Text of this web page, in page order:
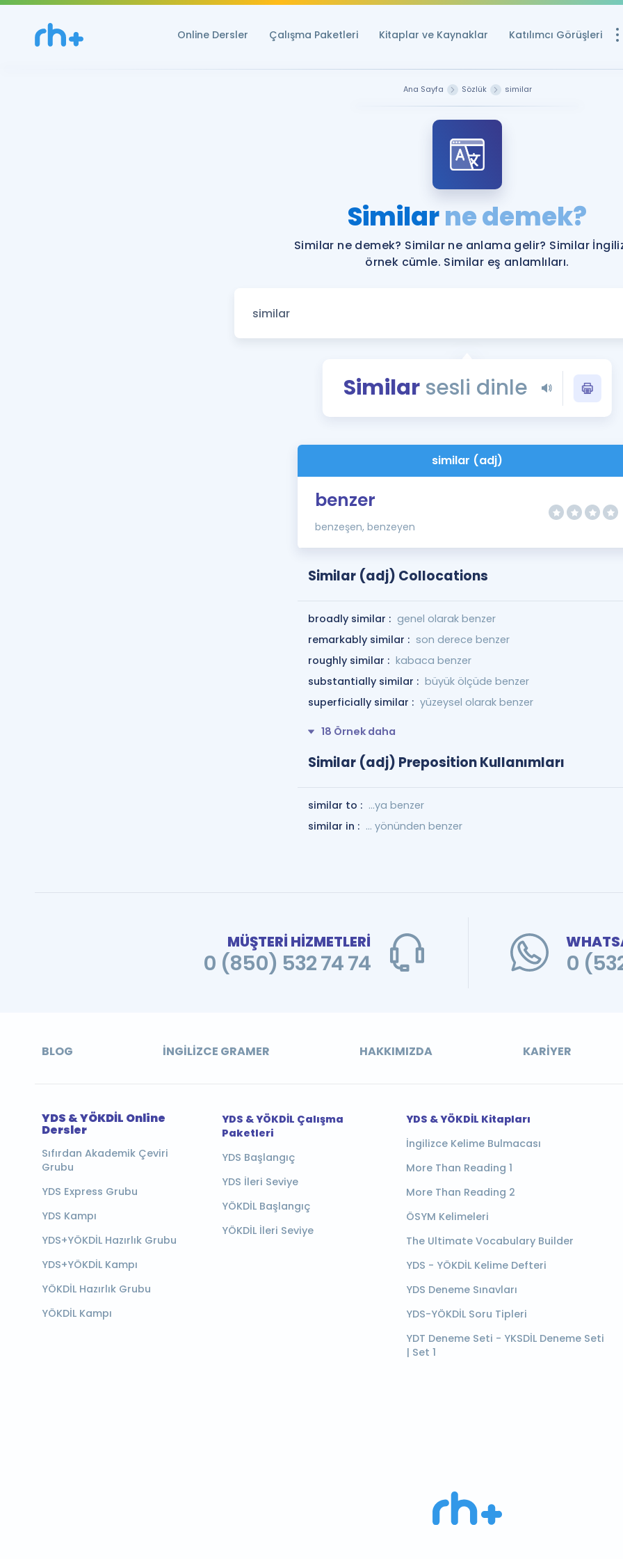
Online Dersler Çalışma Paketleri Kitaplar ve Kaynaklar Katılımcı Görüşleri
YDS ve YÖKDİL
Rehberlik Aracı
YDS ve YÖKDİL'e
Tüm ÖSYM
YDS - YÖKDİL
İngilizce Gramer
Ana Sayfa Sözlük similar
Similarne demek?
Similar ne demek? Similar ne anlama gelir? Similar
örnek cümle. Similar eş anlamlıları.
Similarsesli dinle
similar (adj)
benzer
benzeşen, benzeyen
Similar (adj) Collocations
broadly similar : genel olarak benzer
remarkably similar : son derece benzer
roughly similar : kabaca benzer
substantially similar : büyük ölçüde benzer
superficially similar : yüzeysel olarak benzer
18 Örnek daha
Similar (adj) Preposition Kullanımları
similar to : ...ya benzer
similar in : ... yönünden benzer
MÜŞTERİ HİZMETLERİ
0 (850) 532 74 74 0
BLOG İNGILIZCE GRAMER HAKKIMIZDA KARIYER
YDS & YÖKDİL Online
Dersler
Sıfırdan Akademik Çeviri
Grubu
YDS Express Grubu
YDS Kampı
YDS+YÖKDİL Hazırlık Grubu
YDS+YÖKDİL Kampı
YÖKDİL Hazırlık Grubu
YÖKDİL Kampı
YDS & YÖKDİL Çalışma
Paketleri
YDS Başlangıç
YDS İleri Seviye
YÖKDİL Başlangıç
YÖKDİL İleri Seviye
YDS & YÖKDİL Kitapları
İngilizce Kelime Bulmacası
More Than Reading 1
More Than Reading 2
ÖSYM Kelimeleri
The Ultimate Vocabulary Builder
YDS - YÖKDİL Kelime Defteri
YDS Deneme Sınavları
YDS-YÖKDİL Soru Tipleri
YDT Deneme Seti - YKSDİL Deneme Seti
| Set 1